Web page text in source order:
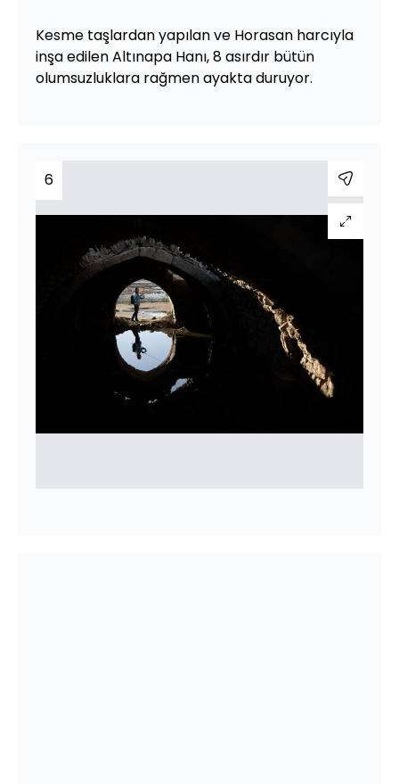
Kesme taşlardan yapılan ve Horasan harcıyla
inşa edilen Altınapa Hanı, 8 asırdır bütün
olumsuzluklara rağmen ayakta duruyor.
6